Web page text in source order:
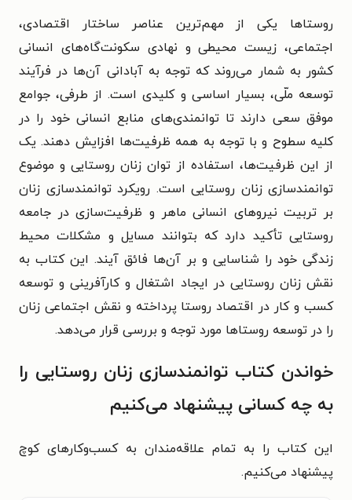
روستاها یکی از مهم‌ترین عناصر ساختار اقتصادی،
اجتماعی، زیست محیطی و نهادی سکونت‌گاه‌های انسانی
کشور به شمار می‌روند که توجه به آبادانی آن‌ها در فرآیند
توسعه ملّی، بسیار اساسی و کلیدی است. از طرفی، جوامع
موفق سعی دارند تا توانمندی‌های منابع انسانی خود را در
کلیه سطوح و با توجه به همه ظرفیت‌ها افزایش دهند. یک
از این ظرفیت‌ها، استفاده از توان زنان روستایی و موضوع
توانمندسازی زنان روستایی است. رویکرد توانمندسازی زنان
بر تربیت نیروهای انسانی ماهر و ظرفیت‌سازی در جامعه
روستایی تأکید دارد که بتوانند مسایل و مشکلات محیط
زندگی خود را شناسایی و بر آن‌ها فائق آیند. این کتاب به
نقش زنان روستایی در ایجاد اشتغال و کارآفرینی و توسعه
کسب و کار در اقتصاد روستا پرداخته و نقش اجتماعی زنان
را در توسعه روستاها مورد توجه و بررسی قرار می‌دهد.
خواندن کتاب توانمندسازی زنان روستایی را
به چه کسانی پیشنهاد می‌کنیم
این کتاب را به تمام علاقه‌مندان به کسب‌وکارهای کوچ
پیشنهاد می‌کنیم.